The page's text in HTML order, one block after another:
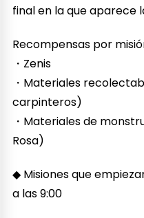
final en la que aparece
Recompensas por
・Zenis
・Materiales
carpinteros)
・Materiales de
Rosa)
◆ Misiones que
a las 9:00